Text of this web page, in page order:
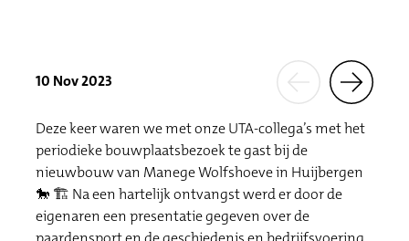
10 Nov 2023
Deze keer waren we met onze UTA-collega’s met het
periodieke bouwplaatsbezoek te gast bij de
nieuwbouw van Manege Wolfshoeve in Huijbergen
🐎 🏗 Na een hartelijk ontvangst werd er door de
eigenaren een presentatie gegeven over de